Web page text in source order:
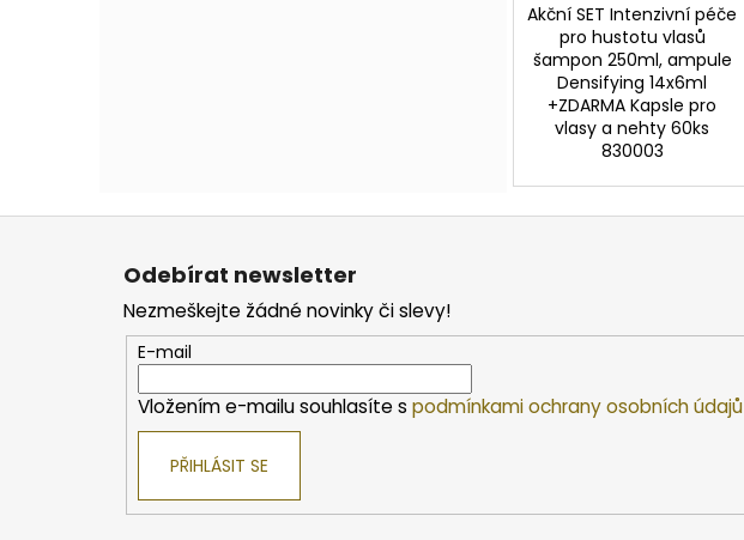
Akční SET Intenzivní péče
pro hustotu vlasů
šampon 250ml, ampule
Densifying 14x6ml
+ZDARMA Kapsle pro
vlasy a nehty 60ks
830003
Z
Odebírat newsletter
Nezmeškejte žádné novinky či slevy!
E-mail
Vložením e-mailu souhlasíte s podmínkami ochrany osobních údajů
PŘIHLÁSIT SE